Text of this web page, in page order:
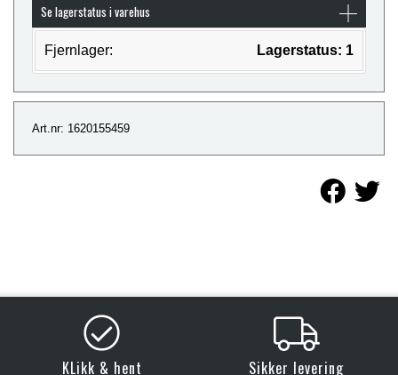
Se lagerstatus i varehus
Fjernlager: Lagerstatus: 1
Art.nr: 1620155459
KLikk & hent Sikker levering